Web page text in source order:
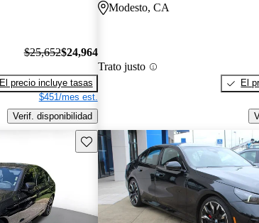
$25,652$24,964
El precio incluye tasas
$451/mes est.
Verif. disponibilidad
Modesto, CA
Trato justo
El
Guarda este Aviso